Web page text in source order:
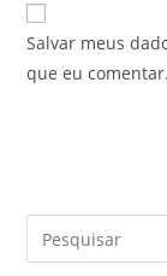
Salvar meus
que eu comentar.